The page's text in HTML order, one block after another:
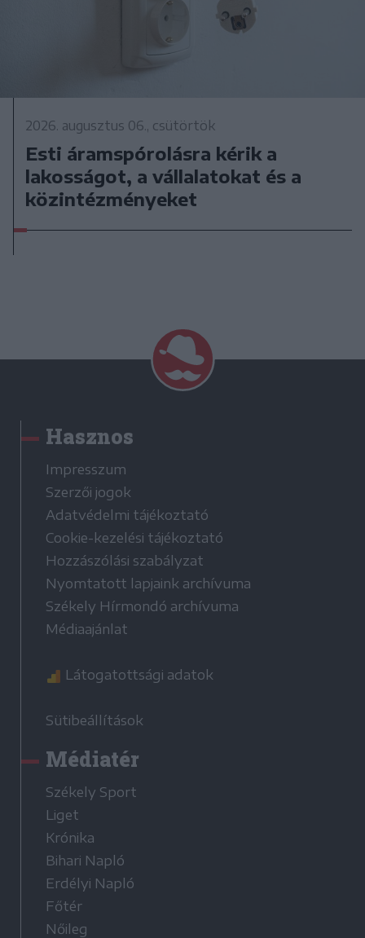
2026. augusztus 06., csütörtök
Esti áramspórolásra kérik a
lakosságot, a vállalatokat és a
közintézményeket
Hasznos
Impresszum
Szerzői jogok
Adatvédelmi tájékoztató
Cookie-kezelési tájékoztató
Hozzászólási szabályzat
Nyomtatott lapjaink archívuma
Székely Hírmondó archívuma
Médiaajánlat
Látogatottsági adatok
Sütibeállítások
Médiatér
Székely Sport
Liget
Krónika
Bihari Napló
Erdélyi Napló
Főtér
Nőileg